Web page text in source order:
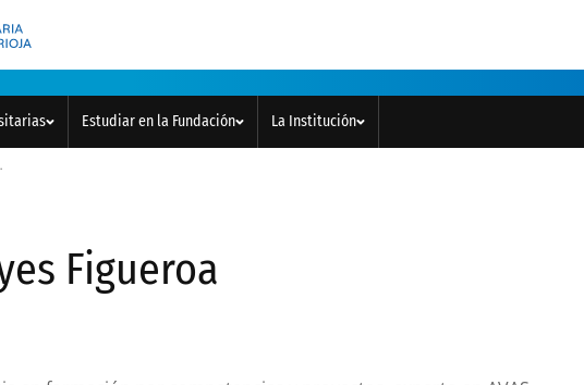
Estudiar en la Fundación La Institución
Figueroa